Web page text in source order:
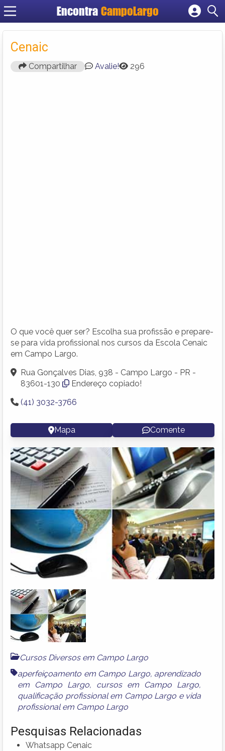
Encontra CampoLargo
Cadastrar empresa
Cenaic
Compartilhar Avalie! 296
O que você quer ser? Escolha sua profissão e prepare-
se para vida profissional nos cursos da Escola Cenaic
em Campo Largo.
Rua Gonçalves Dias, 938 - Campo Largo - PR -
83601-130
Endereço copiado!
(41) 3032-3766
Mapa Comente
Cursos Diversos em Campo Largo
aperfeiçoamento em Campo Largo, aprendizado
em Campo Largo, cursos em Campo Largo,
qualificação profissional em Campo Largo e vida
profissional em Campo Largo
Pesquisas Relacionadas
Whatsapp Cenaic